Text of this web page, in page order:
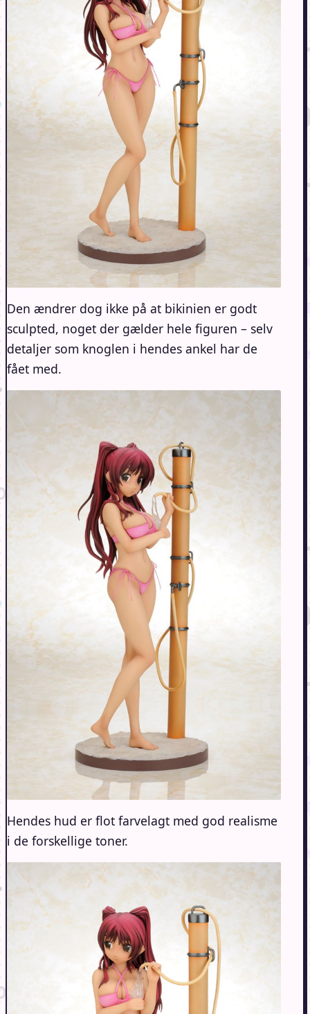
Den ændrer dog ikke på at bikinien er godt
sculpted, noget der gælder hele figuren – selv
detaljer som knoglen i hendes ankel har de
fået med.
Hendes hud er flot farvelagt med god realisme
i de forskellige toner.